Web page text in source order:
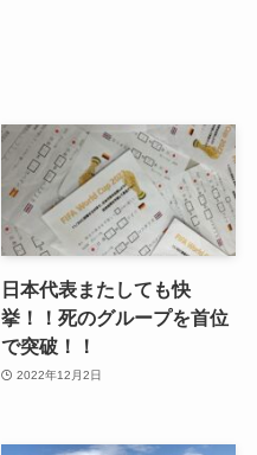
日本代表またしても快
挙！！死のグループを首位
で突破！！
2022年12月2日